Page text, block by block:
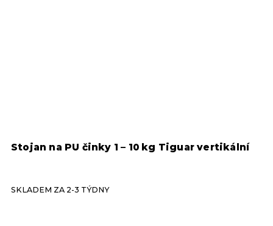
Stojan na PU činky 1 – 10 kg Tiguar vertikální
SKLADEM ZA 2-3 TÝDNY